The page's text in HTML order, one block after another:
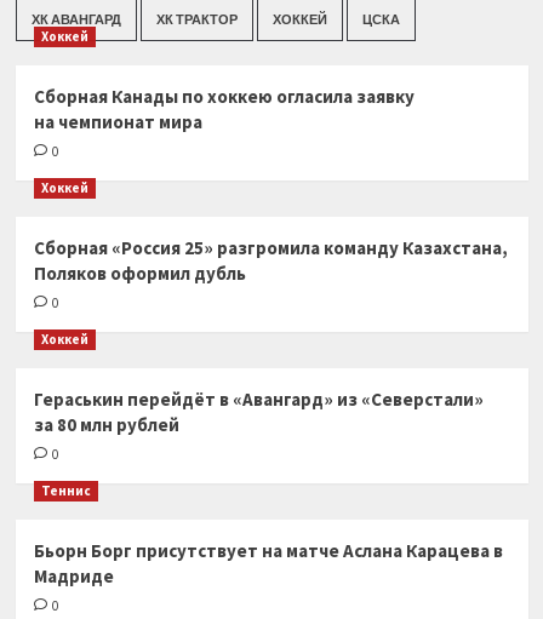
ХК АВАНГАРД ХК ТРАКТОР ХОККЕЙ ЦСКА
Хоккей
Сборная Канады по хоккею огласила заявку
на чемпионат мира
0
Хоккей
Сборная «Россия 25» разгромила команду Казахстана,
Поляков оформил дубль
0
Хоккей
Гераськин перейдёт в «Авангард» из «Северстали»
за 80 млн рублей
0
Теннис
Бьорн Борг присутствует на матче Аслана Карацева в
Мадриде
0